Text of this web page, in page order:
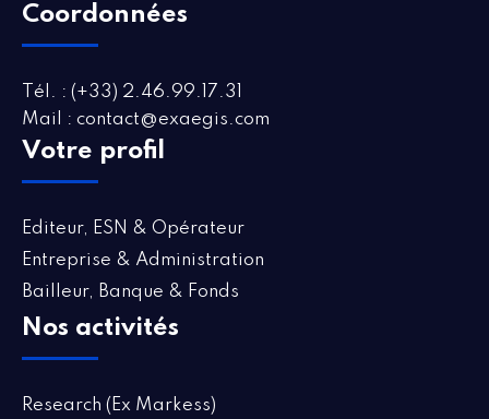
Coordonnées
Tél. : (+33) 2.46.99.17.31
Mail : contact@exaegis.com
Votre profil
Editeur, ESN & Opérateur
Entreprise & Administration
Bailleur, Banque & Fonds
Nos activités
Research (Ex Markess)